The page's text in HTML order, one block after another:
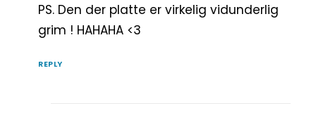
PS. Den der platte er virkelig vidunderlig
grim ! HAHAHA <3
REPLY